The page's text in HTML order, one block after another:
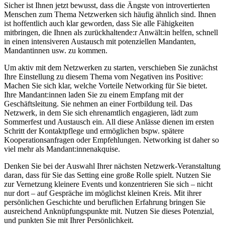
Sicher ist Ihnen jetzt bewusst, dass die Ängste von introvertierten
Menschen zum Thema Netzwerken sich häufig ähnlich sind. Ihnen
ist hoffentlich auch klar geworden, dass Sie alle Fähigkeiten
mitbringen, die Ihnen als zurückhaltende:r Anwält:in helfen, schnell
in einen intensiveren Austausch mit potenziellen Mandanten,
Mandantinnen usw. zu kommen.
Um aktiv mit dem Netzwerken zu starten, verschieben Sie zunächst
Ihre Einstellung zu diesem Thema vom Negativen ins Positive:
Machen Sie sich klar, welche Vorteile Networking für Sie bietet.
Ihre Mandant:innen laden Sie zu einem Empfang mit der
Geschäftsleitung. Sie nehmen an einer Fortbildung teil. Das
Netzwerk, in dem Sie sich ehrenamtlich engagieren, lädt zum
Sommerfest und Austausch ein. All diese Anlässe dienen im ersten
Schritt der Kontaktpflege und ermöglichen bspw. spätere
Kooperationsanfragen oder Empfehlungen. Networking ist daher so
viel mehr als Mandant:innenakquise.
Denken Sie bei der Auswahl Ihrer nächsten Netzwerk-Veranstaltung
daran, dass für Sie das Setting eine große Rolle spielt. Nutzen Sie
zur Vernetzung kleinere Events und konzentrieren Sie sich – nicht
nur dort – auf Gespräche im möglichst kleinen Kreis. Mit ihrer
persönlichen Geschichte und beruflichen Erfahrung bringen Sie
ausreichend Anknüpfungspunkte mit. Nutzen Sie dieses Potenzial,
und punkten Sie mit Ihrer Persönlichkeit.